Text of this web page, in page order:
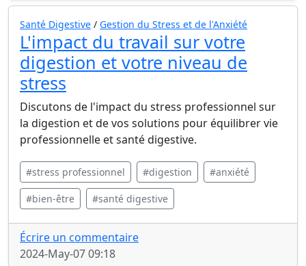
Santé Digestive / Gestion du Stress et de l'Anxiété
L'impact du travail sur votre
digestion et votre niveau de
stress
Discutons de l'impact du stress professionnel sur
la digestion et de vos solutions pour équilibrer vie
professionnelle et santé digestive.
#stress professionnel #digestion #anxiété
#bien-être #santé digestive
Écrire un commentaire
2024-May-07 09:18